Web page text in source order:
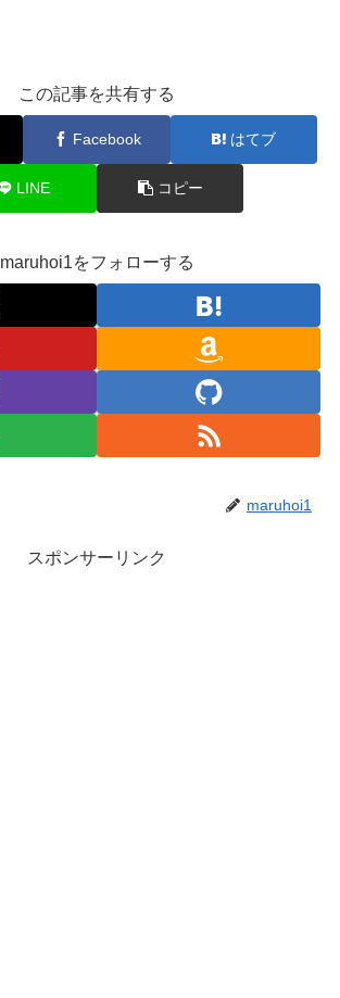
この記事を共有する
Facebook はてブ
LINE コピー
maruhoi1をフォローする
maruhoi1
スポンサーリンク